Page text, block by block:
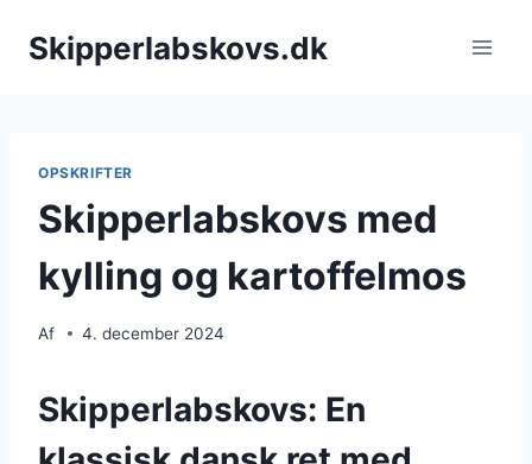
Skipperlabskovs.dk
OPSKRIFTER
Skipperlabskovs med
kylling og kartoffelmos
Af 4. december 2024
Skipperlabskovs: En